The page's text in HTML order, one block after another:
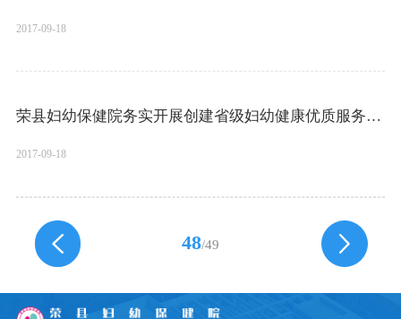
2017-09-18
荣县妇幼保健院务实开展创建省级妇幼健康优质服务示范县工作
2017-09-18
48/49